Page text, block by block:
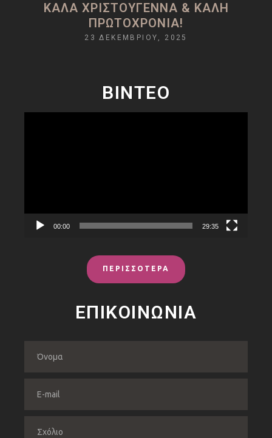
ΚΑΛΆ ΧΡΙΣΤΟΎΓΕΝΝΑ & ΚΑΛΉ
ΠΡΩΤΟΧΡΟΝΙΆ!
23 ΔΕΚΕΜΒΡΊΟΥ, 2025
ΒΙΝΤΕΟ
00:00 29:35
ΠΕΡΙΣΣΟΤΕΡΑ
ΕΠΙΚΟΙΝΩΝΙΑ